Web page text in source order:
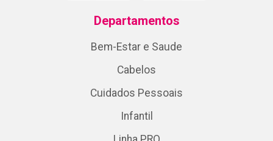
Departamentos
Bem-Estar e Saude
Cabelos
Cuidados Pessoais
Infantil